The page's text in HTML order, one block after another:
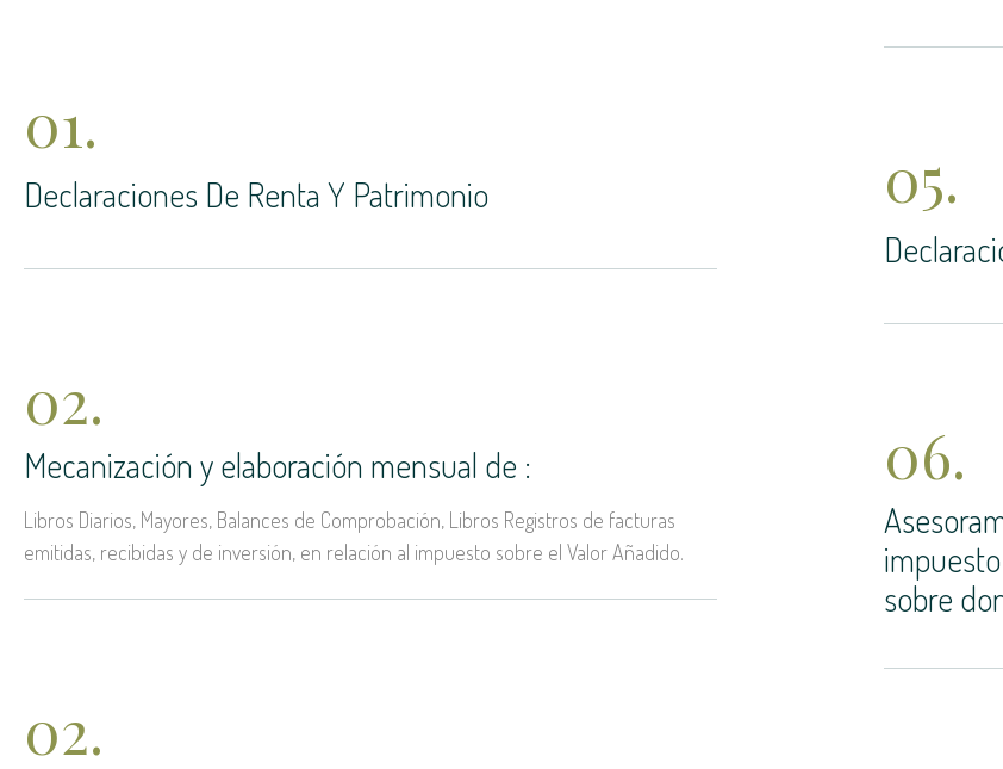
01.
Declaraciones De Renta Y Patrimonio
02.
Mecanización y elaboración mensual de :
Libros Diarios, Mayores, Balances de Comprobación, Libros Registros de facturas
emitidas, recibidas y de inversión, en relación al impuesto sobre el Valor Añadido.
02.
05.
06.
sobre